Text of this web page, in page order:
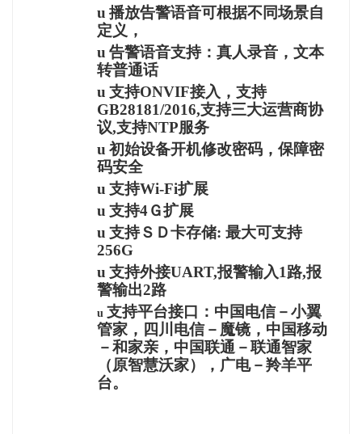
u 播放告警语音可根据不同场景自
定义，
u 告警语音支持：真人录音，文本
转普通话
u 支持ONVIF接入，支持
GB28181/2016,支持三大运营商协
议,支持NTP服务
u 初始设备开机修改密码，保障密
码安全
u 支持Wi-Fi扩展
u 支持4Ｇ扩展
u 支持ＳＤ卡存储: 最大可支持
256G
u 支持外接UART,报警输入1路,报
警输出2路
u 支持平台接口：中国电信－小翼
管家，四川电信－魔镜，中国移动
－和家亲，中国联通－联通智家
（原智慧沃家），广电－羚羊平
台。